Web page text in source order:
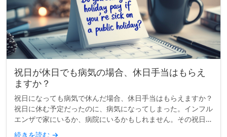
祝日が休日でも病気の場合、休日手当はもらえ
ますか？
祝日になっても病気で休んだ場合、休日手当はもらえますか？
祝日に休む予定だったのに、病気になってしまった。インフル
エンザで家にいるか、病院にいるかもしれません。その祝日の
給料はもらえますか？これはよくある質問で、答えはあなたの
続きを読む →